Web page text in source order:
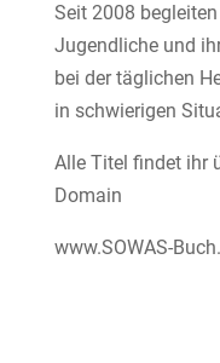
Seit 2008
Jugendliche und
bei der täglichen
in schwierigen
Alle Titel findet ihr
Domain
www.SOWAS-